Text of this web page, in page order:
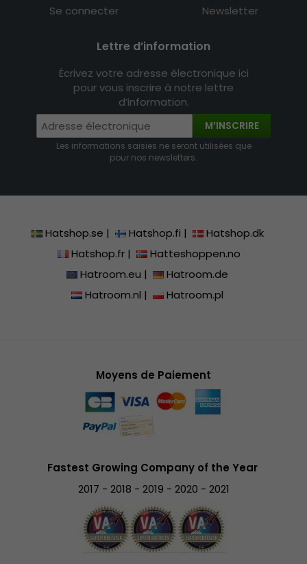
Se connecter
Newsletter
Lettre d’information
Écrivez votre adresse électronique ici
pour vous inscrire à notre lettre
d’information.
M’INSCRIRE
Les informations saisies ne seront utilisées que
pour nos newsletters.
Hatshop.se | Hatshop.fi |
Hatshop.dk
Hatshop.fr|
Hatteshoppen.no
Hatroom.eu |
Hatroom.de
Hatroom.nl | Hatroom.pl
Moyens de Paiement
Fastest Growing Company of the Year
2017 - 2018 - 2019 - 2020 - 2021